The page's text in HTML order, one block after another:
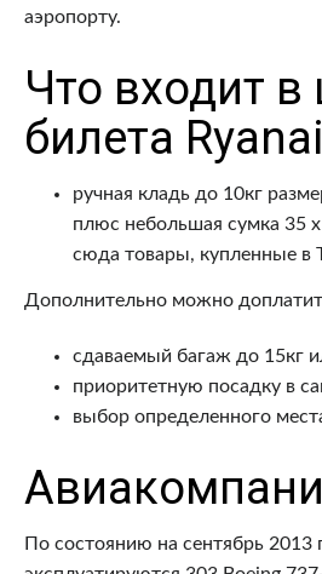
аэропорту.
Что входит в
билета
ручная кладь до 10кг
плюс небольшая сумка 35
сюда товары, купленные в
Дополнительно можно
сдаваемый багаж до 15кг
приоритетную посадку в
выбор определенного
По состоянию на сентябрь 2013